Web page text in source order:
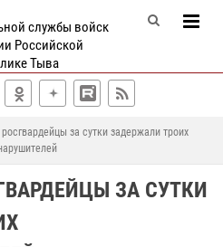
службы войск
Российской
Тыва
за сутки задержали троих
ЗА СУТКИ